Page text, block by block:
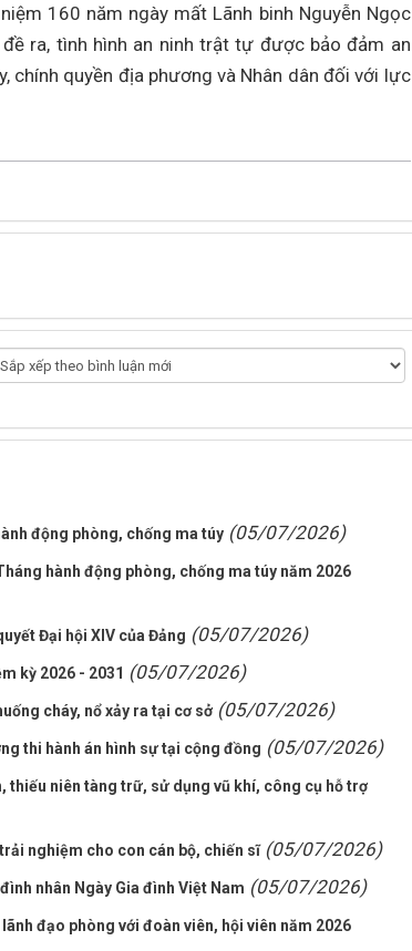
160 năm ngày mất Lãnh binh Nguyễn Ngọc
ra, tình hình an ninh trật tự được bảo đảm an
chính quyền địa phương và Nhân dân đối với lực
động phòng, chống ma túy (05/07/2026)
hành động phòng, chống ma túy năm 2026
Đại hội XIV của Đảng (05/07/2026)
kỳ 2026 - 2031 (05/07/2026)
cháy, nổ xảy ra tại cơ sở (05/07/2026)
thi hành án hình sự tại cộng đồng (05/07/2026)
thiếu niên tàng trữ, sử dụng vũ khí, công cụ hỗ trợ
nghiệm cho con cán bộ, chiến sĩ (05/07/2026)
nhân Ngày Gia đình Việt Nam (05/07/2026)
đạo phòng với đoàn viên, hội viên năm 2026